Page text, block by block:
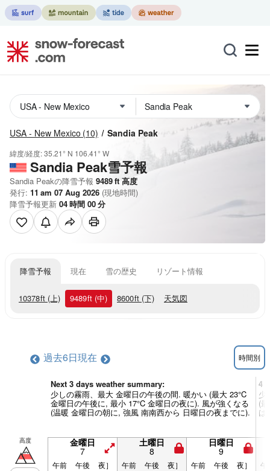
USA - New Mexico (10) Sandia Peak
緯度/経度:35.21° N 106.41° W
Sandia Peak雪予報
Sandia Peakの降雪予報 9489ft 高度
発行: 11 am 07 Aug 2026 (現地時間)
降雪予報更新 04時間 00分
降雪予報 現在 雪の歴史 リゾート情報
10378ft (上) 9489ft (中) 8600ft (下) 天気図
過去6日現在 時間別
Next 3 days weather summary:
少しの霧雨、最大 金曜日の午後の間. 暖かい (最大 23°C
金曜日の午後に, 最小 17°C 金曜日の夜に). 風が強くなる
(温暖 金曜日の朝に, 強風 南南西から 日曜日の夜までに).
4 -
少
(
は
高度 金曜日
7
土曜日
8
日曜日
9
午前 午後 夜］ 午前 午後 夜］ 午前 午後 夜］ 午